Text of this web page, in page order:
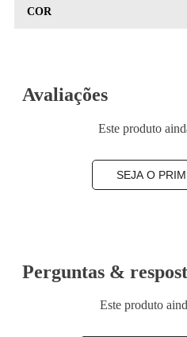
COR
Avaliações
Este produto
SEJA O
Perguntas &
Este produto